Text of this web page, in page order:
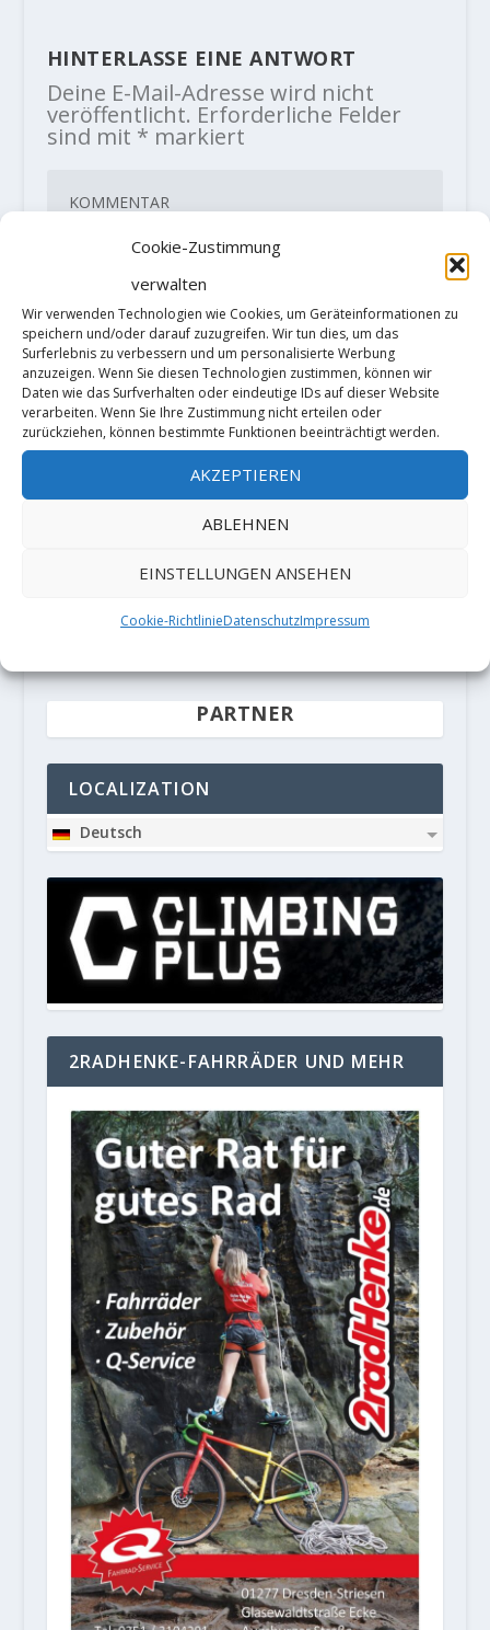
Cookie-Zustimmung
verwalten
Wir verwenden Technologien wie Cookies, um Geräteinformationen zu
speichern und/oder darauf zuzugreifen. Wir tun dies, um das
Surferlebnis zu verbessern und um personalisierte Werbung
anzuzeigen. Wenn Sie diesen Technologien zustimmen, können wir
Daten wie das Surfverhalten oder eindeutige IDs auf dieser Website
verarbeiten. Wenn Sie Ihre Zustimmung nicht erteilen oder
zurückziehen, können bestimmte Funktionen beeinträchtigt werden.
AKZEPTIEREN
ABLEHNEN
EINSTELLUNGEN ANSEHEN
Cookie-RichtlinieDatenschutzImpressum
HINTERLASSE EINE ANTWORT
Deine E-Mail-Adresse wird nicht
veröffentlicht. Erforderliche Felder
sind mit * markiert
Spam zu reduzieren.Erfahre, wie
deine Kommentardaten verarbeitet
PARTNER
LOCALIZATION
Deutsch
2RADHENKE-FAHRRÄDER UND MEHR